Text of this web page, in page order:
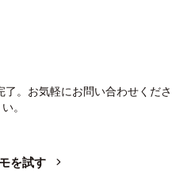
。お気軽にお問い合わせくださ
い。
を試す